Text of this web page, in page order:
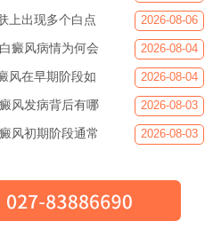
上出现多个白点 2026-08-06
癜风病情为何会 2026-08-04
风在早期阶段如 2026-08-04
风发病背后有哪 2026-08-03
风初期阶段通常 2026-08-03